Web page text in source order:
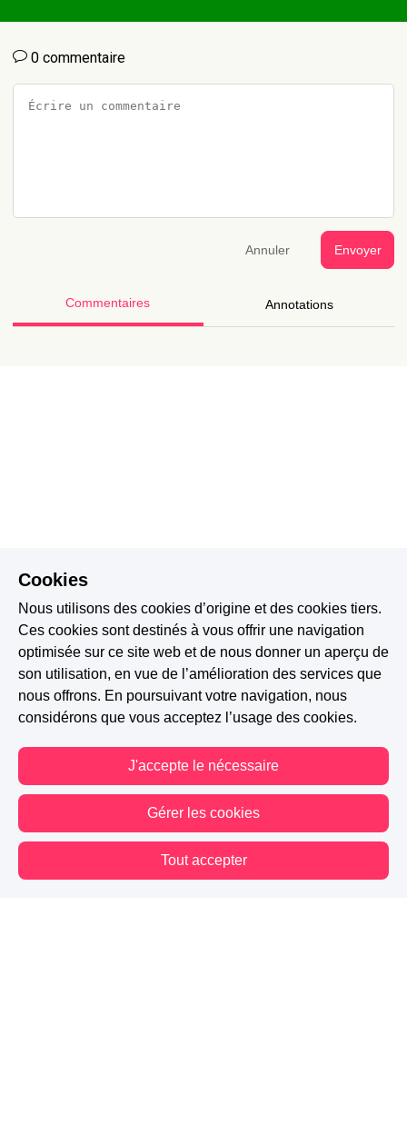
0 commentaire
Annuler Envoyer
Commentaires Annotations
Cookies
Nous utilisons des cookies d’origine et des cookies tiers.
Ces cookies sont destinés à vous offrir une navigation
optimisée sur ce site web et de nous donner un aperçu de
son utilisation, en vue de l’amélioration des services que
nous offrons. En poursuivant votre navigation, nous
considérons que vous acceptez l’usage des cookies.
J'accepte le nécessaire
Gérer les cookies
Tout accepter